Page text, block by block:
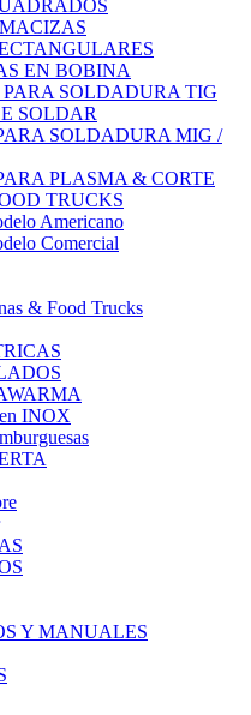
EN BOBINA
SOLDADURA TIG
SOLDAR
SOLDADURA MIG /
PLASMA & CORTE
TRUCKS
Americano
Comercial
& Food Trucks
INOX
Y MANUALES